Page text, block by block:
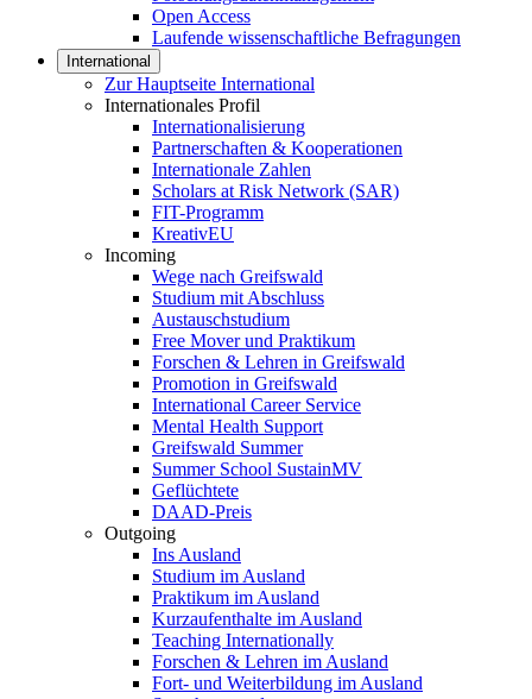
Open Access
Laufende wissenschaftliche Befragungen
International
Zur Hauptseite International
Internationales Profil
Internationalisierung
Partnerschaften & Kooperationen
Internationale Zahlen
Scholars at Risk Network (SAR)
FIT-Programm
KreativEU
Incoming
Wege nach Greifswald
Studium mit Abschluss
Austauschstudium
Free Mover und Praktikum
Forschen & Lehren in Greifswald
Promotion in Greifswald
International Career Service
Mental Health Support
Greifswald Summer
Summer School SustainMV
Geflüchtete
DAAD-Preis
Outgoing
Ins Ausland
Studium im Ausland
Praktikum im Ausland
Kurzaufenthalte im Ausland
Teaching Internationally
Forschen & Lehren im Ausland
Fort- und Weiterbildung im Ausland